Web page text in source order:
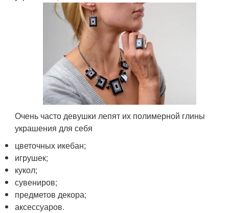
Очень часто девушки лепят их полимерной глины
украшения для себя
цветочных икебан;
игрушек;
кукол;
сувениров;
предметов декора;
аксессуаров.